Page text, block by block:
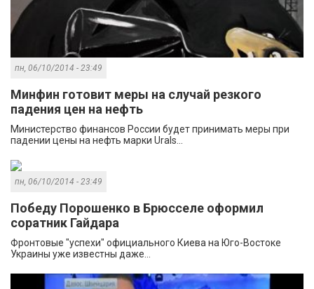
пн, 06/10/2014 - 23:49
Минфин готовит меры на случай резкого
падения цен на нефть
Министерство финансов России будет принимать меры при
падении цены на нефть марки Urals...
пн, 06/10/2014 - 23:49
Победу Порошенко в Брюсселе оформил
соратник Гайдара
Фронтовые "успехи" официального Киева на Юго-Востоке
Украины уже известны даже...